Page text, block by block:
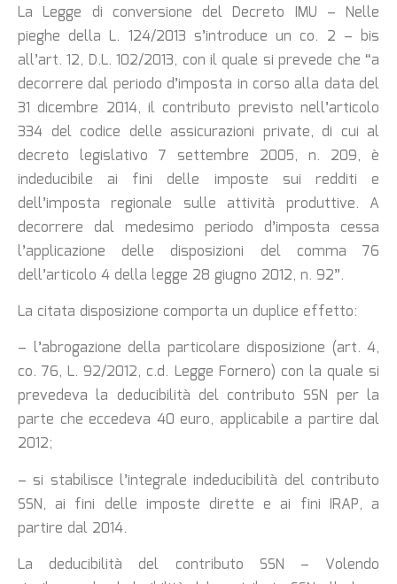
La Legge di conversione del Decreto IMU – Nelle
pieghe della L. 124/2013 s’introduce un co. 2 – bis
all’art. 12, D.L. 102/2013, con il quale si prevede che “a
decorrere dal periodo d’imposta in corso alla data del
31 dicembre 2014, il contributo previsto nell’articolo
334 del codice delle assicurazioni private, di cui al
decreto legislativo 7 settembre 2005, n. 209, è
indeducibile ai fini delle imposte sui redditi e
dell’imposta regionale sulle attività produttive. A
decorrere dal medesimo periodo d’imposta cessa
l’applicazione delle disposizioni del comma 76
dell’articolo 4 della legge 28 giugno 2012, n. 92”.
La citata disposizione comporta un duplice effetto:
– l’abrogazione della particolare disposizione (art. 4,
co. 76, L. 92/2012, c.d. Legge Fornero) con la quale si
prevedeva la deducibilità del contributo SSN per la
parte che eccedeva 40 euro, applicabile a partire dal
2012;
– si stabilisce l’integrale indeducibilità del contributo
SSN, ai fini delle imposte dirette e ai fini IRAP, a
partire dal 2014.
La deducibilità del contributo SSN – Volendo